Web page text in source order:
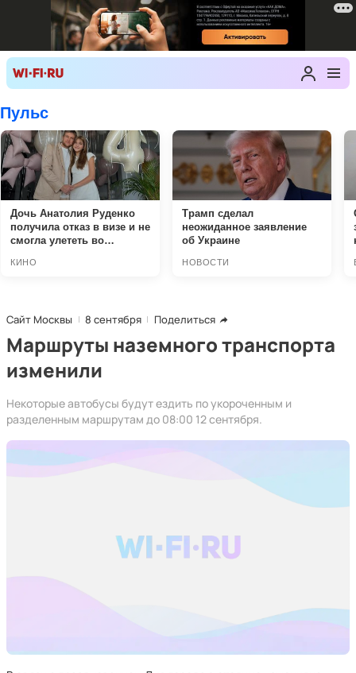
Сайт Москвы 8 сентября Поделиться
Маршруты наземного транспорта
изменили
Некоторые автобусы будут ездить по укороченным и
разделенным маршрутам до 08:00 12 сентября.